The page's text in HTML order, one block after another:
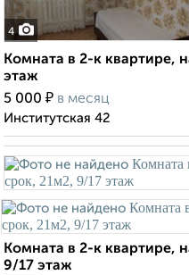
4
Комната в 2-к квартире,
этаж
5 000 ₽ в месяц
Институтская 42
Комната в 2-к квартире,
9/17 этаж